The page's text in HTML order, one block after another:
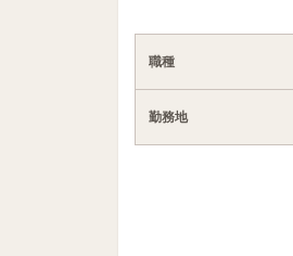
職種
勤務地